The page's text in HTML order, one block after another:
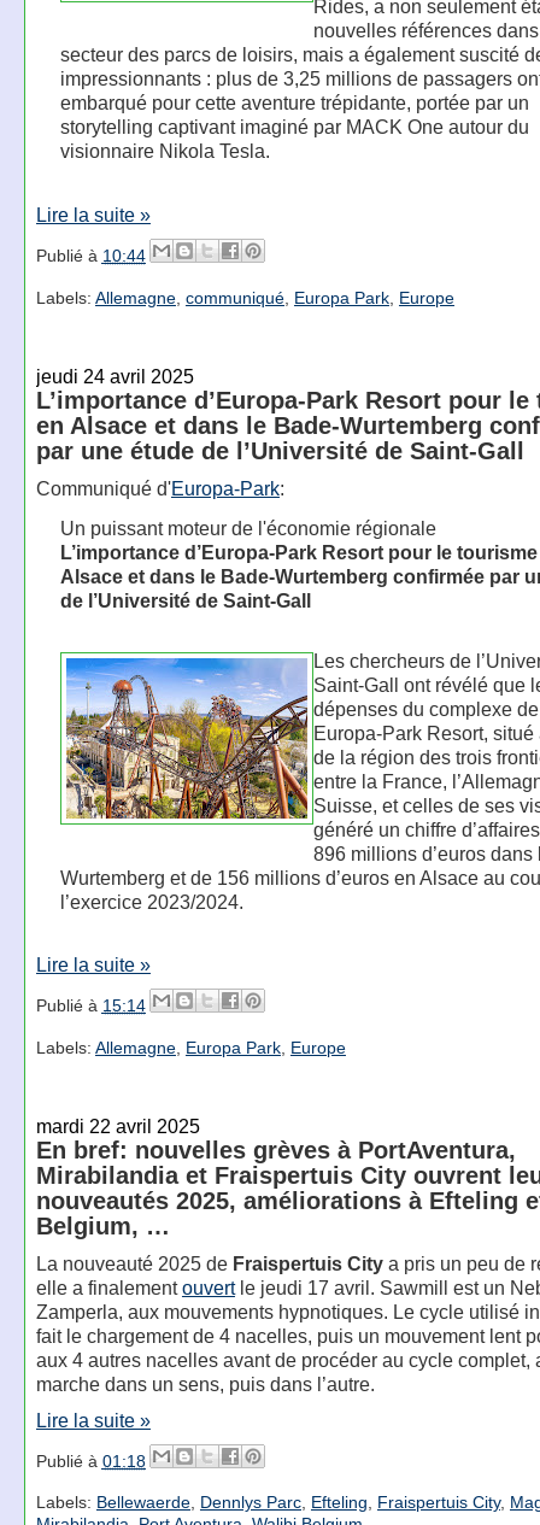
Rides, a non seulement
nouvelles références
secteur des parcs de loisirs, mais a également suscité
impressionnants : plus de 3,25 millions de passagers
embarqué pour cette aventure trépidante, portée par un
storytelling captivant imaginé par MACK One autour du
visionnaire Nikola Tesla.
Lire la suite »
Publié à 10:44
Labels: Allemagne, communiqué, Europa Park, Europe
jeudi 24 avril 2025
L’importance d’Europa-Park Resort pour
en Alsace et dans le Bade-Wurtemberg
par une étude de l’Université de Saint-Gall
Communiqué d'Europa-Park:
Un puissant moteur de l'économie régionale
L’importance d’Europa-Park Resort pour le
Alsace et dans le Bade-Wurtemberg confirmée par
de l’Université de Saint-Gall
Les chercheurs de
Saint-Gall ont révélé que
dépenses du complexe
Europa-Park Resort,
de la région des trois
entre la France,
Suisse, et celles de ses
généré un chiffre
896 millions d’euros dans
Wurtemberg et de 156 millions d’euros en Alsace au
l’exercice 2023/2024.
Lire la suite »
Publié à 15:14
Labels: Allemagne, Europa Park, Europe
mardi 22 avril 2025
En bref: nouvelles grèves à PortAventura,
Mirabilandia et Fraispertuis City ouvrent
nouveautés 2025, améliorations à Efteling
Belgium, …
La nouveauté 2025 de Fraispertuis Citya pris un peu de
elle a finalementouvertle jeudi 17 avril. Sawmill est un
Zamperla, aux mouvements hypnotiques. Le cycle utilisé
fait le chargement de 4 nacelles, puis un mouvement lent
aux 4 autres nacelles avant de procéder au cycle complet,
marche dans un sens, puis dans l’autre.
Lire la suite »
Publié à 01:18
Labels: Bellewaerde, Dennlys Parc, Efteling, Fraispertuis City,